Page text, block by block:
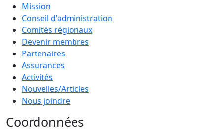
Mission
Conseil d'administration
Comités régionaux
Devenir membres
Partenaires
Assurances
Activités
Nouvelles/Articles
Nous joindre
Coordonnées